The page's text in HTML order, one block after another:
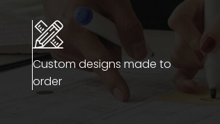
Custom designs made to
order